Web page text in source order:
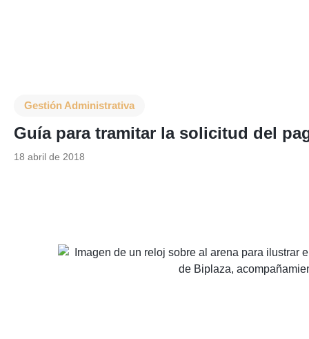
Gestión Administrativa
Guía para tramitar la solicitud del
18 abril de 2018